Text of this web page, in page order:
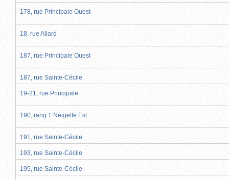
178, rue Principale Ouest
18, rue Allard
187, rue Principale Ouest
187, rue Sainte-Cécile
19-21, rue Principale
190, rang 1 Neigette Est
191, rue Sainte-Cécile
193, rue Sainte-Cécile
195, rue Sainte-Cécile